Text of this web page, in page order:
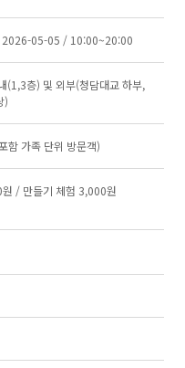
05-05 / 10:00~20:00
(1,3층) 및 외부(청담대교 하부,
)
함 가족 단위 방문객)
/ 만들기 체험 3,000원